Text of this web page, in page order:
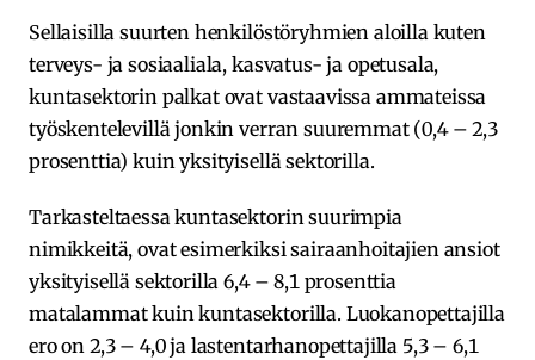
Sellaisilla suurten henkilöstöryhmien aloilla kuten
terveys- ja sosiaaliala, kasvatus- ja opetusala,
kuntasektorin palkat ovat vastaavissa ammateissa
työskentelevillä jonkin verran suuremmat (0,4 – 2,3
prosenttia) kuin yksityisellä sektorilla.
Tarkasteltaessa kuntasektorin suurimpia
nimikkeitä, ovat esimerkiksi sairaanhoitajien ansiot
yksityisellä sektorilla 6,4 – 8,1 prosenttia
matalammat kuin kuntasektorilla. Luokanopettajilla
ero on 2,3 – 4,0 ja lastentarhanopettajilla 5,3 – 6,1